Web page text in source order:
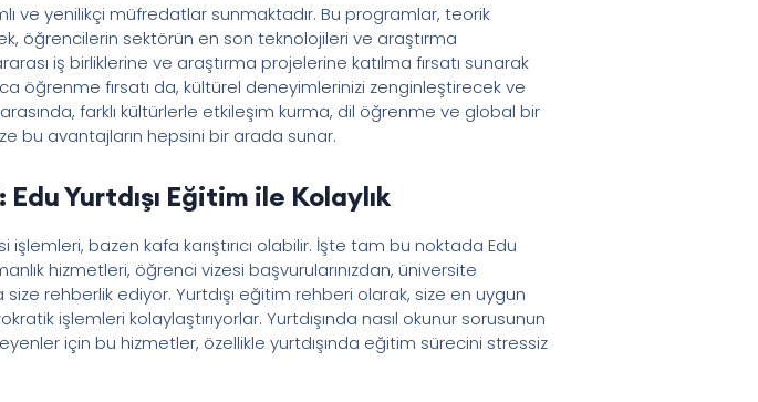
ve yenilikçi müfredatlar sunmaktadır. Bu programlar, teorik
öğrencilerin sektörün en son teknolojileri ve araştırma
iş birliklerine ve araştırma projelerine katılma fırsatı sunarak
öğrenme fırsatı da, kültürel deneyimlerinizi zenginleştirecek ve
farklı kültürlerle etkileşim kurma, dil öğrenme ve global bir
bu avantajların hepsini bir arada sunar.
Yurtdışı Eğitim ile Kolaylık
bazen kafa karıştırıcı olabilir. İşte tam bu noktada Edu
hizmetleri, öğrenci vizesi başvurularınızdan, üniversite
rehberlik ediyor. Yurtdışı eğitim rehberi olarak, size en uygun
işlemleri kolaylaştırıyorlar. Yurtdışında nasıl okunur sorusunun
için bu hizmetler, özellikle yurtdışında eğitim sürecini stressiz